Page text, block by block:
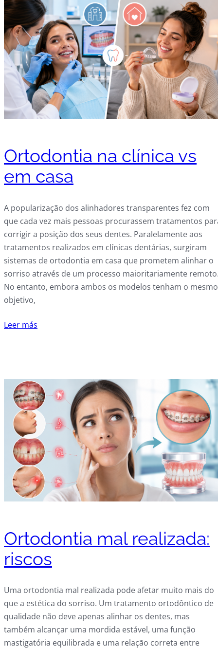
Ortodontia na clínica vs
em casa
A popularização dos alinhadores transparentes fez com
que cada vez mais pessoas procurassem tratamentos
corrigir a posição dos seus dentes. Paralelamente aos
tratamentos realizados em clínicas dentárias, surgiram
sistemas de ortodontia em casa que prometem alinhar o
sorriso através de um processo maioritariamente
No entanto, embora ambos os modelos tenham o mesmo
objetivo,
Leer más
Ortodontia mal realizada:
riscos
Uma ortodontia mal realizada pode afetar muito mais do
que a estética do sorriso. Um tratamento ortodôntico de
qualidade não deve apenas alinhar os dentes, mas
também alcançar uma mordida estável, uma função
mastigatória equilibrada e uma relação correta entre